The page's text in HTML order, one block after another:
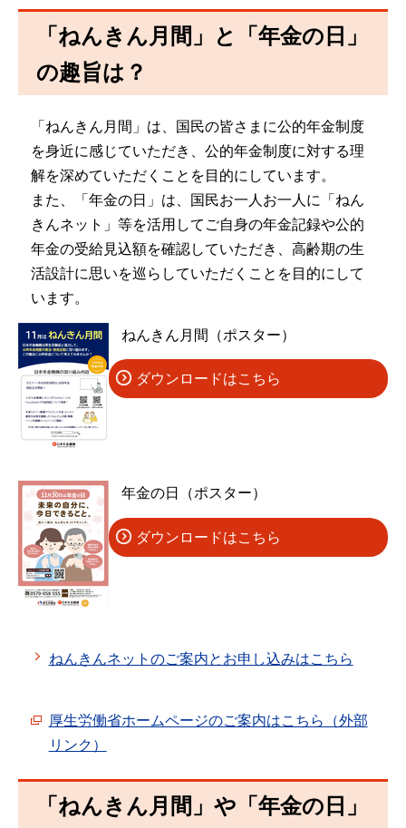
「ねんきん月間」と「年金の日」
の趣旨は？
「ねんきん月間」は、国民の皆さまに公的年金制度
を身近に感じていただき、公的年金制度に対する理
解を深めていただくことを目的にしています。
また、「年金の日」は、国民お一人お一人に「ねん
きんネット」等を活用してご自身の年金記録や公的
年金の受給見込額を確認していただき、高齢期の生
活設計に思いを巡らしていただくことを目的にして
います。
ねんきん月間（ポスター）
ダウンロードはこちら
年金の日（ポスター）
ダウンロードはこちら
ねんきんネットのご案内とお申し込みはこちら
厚生労働省ホームページのご案内はこちら（外部
リンク）
「ねんきん月間」や「年金の日」